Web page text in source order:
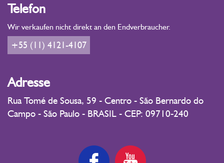
Telefon
Wir verkaufen nicht direkt an den Endverbraucher.
+55 (11) 4121-4107
Adresse
Rua Tomé de Sousa, 59 - Centro - São Bernardo do
Campo - São Paulo - BRASIL - CEP: 09710-240